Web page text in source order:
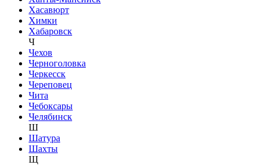
Хасавюрт
Химки
Хабаровск
Ч
Чехов
Черноголовка
Черкесск
Череповец
Чита
Чебоксары
Челябинск
Ш
Шатура
Шахты
Щ